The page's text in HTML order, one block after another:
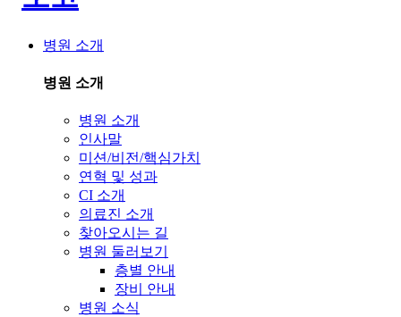
병원 소개
병원 소개
병원 소개
인사말
미션/비전/핵심가치
연혁 및 성과
CI 소개
의료진 소개
찾아오시는 길
병원 둘러보기
층별 안내
장비 안내
병원 소식